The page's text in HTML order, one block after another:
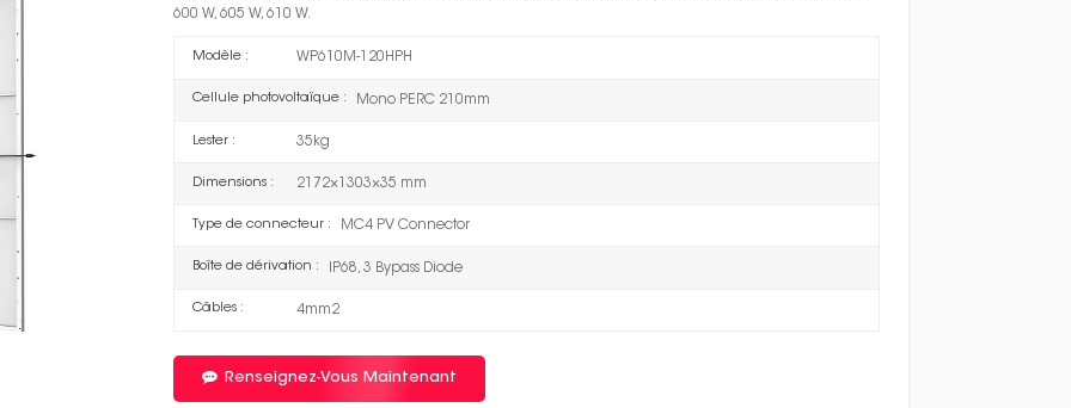
600 W, 605 W, 610 W.
Modèle : WP610M-120HPH
Cellule photovoltaïque : Mono PERC 210mm
Lester : 35kg
Dimensions : 2172×1303×35 mm
Type de connecteur : MC4 PV Connector
Boîte de dérivation : IP68, 3 Bypass Diode
Câbles : 4mm2
Renseignez-Vous Maintenant